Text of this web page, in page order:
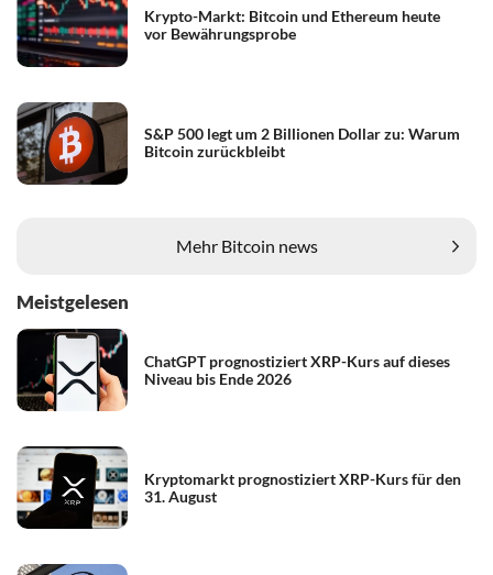
Krypto-Markt: Bitcoin und Ethereum heute
vor Bewährungsprobe
S&P 500 legt um 2 Billionen Dollar zu: Warum
Bitcoin zurückbleibt
Mehr Bitcoin news
Meistgelesen
ChatGPT prognostiziert XRP-Kurs auf dieses
Niveau bis Ende 2026
Kryptomarkt prognostiziert XRP-Kurs für den
31. August